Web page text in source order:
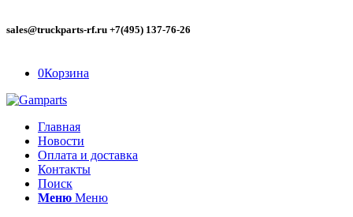
sales@truckparts-rf.ru +7(495) 137-76-26
0Корзина
Главная
Новости
Оплата и доставка
Контакты
Поиск
Меню Меню